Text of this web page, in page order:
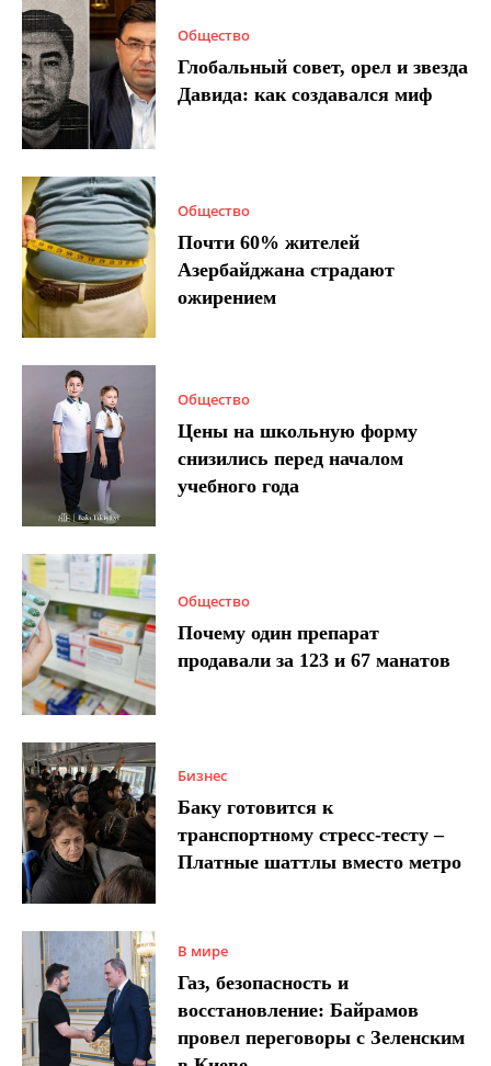
Общество
Глобальный совет, орел и звезда
Давида: как создавался миф
Общество
Почти 60% жителей
Азербайджана страдают
ожирением
Общество
Цены на школьную форму
снизились перед началом
учебного года
Общество
Почему один препарат
продавали за 123 и 67 манатов
Бизнес
Баку готовится к
транспортному стресс-тесту –
Платные шаттлы вместо метро
В мире
Газ, безопасность и
восстановление: Байрамов
провел переговоры с Зеленским